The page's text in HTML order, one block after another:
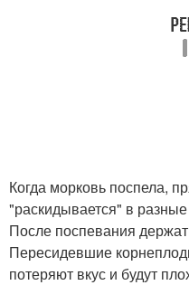
Когда морковь поспела,
"раскидывается" в
После поспевания
Пересидевшие
потеряют вкус и будут